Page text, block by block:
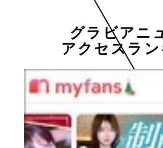
グラビアニ
アクセスラ